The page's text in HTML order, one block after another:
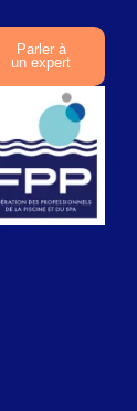
Parler à
un expert